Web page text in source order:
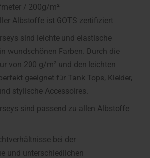
/ 200g/m²
Albstoffe ist GOTS zertifiziert
sind leichte und elastische
wundschönen Farben. Durch die
von 200 g/m² und den leichten
geeignet für Tank Tops, Kleider,
stylische Accessoires.
sind passend zu allen Albstoffe
bei der
und unterschiedlichen